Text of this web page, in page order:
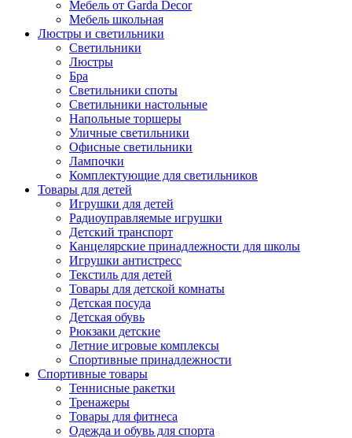
Мебель от Garda Decor
Мебель школьная
Люстры и светильники
Светильники
Люстры
Бра
Светильники споты
Светильники настольные
Напольные торшеры
Уличные светильники
Офисные светильники
Лампочки
Комплектующие для светильников
Товары для детей
Игрушки для детей
Радиоуправляемые игрушки
Детский транспорт
Канцелярские принадлежности для школы
Игрушки антистресс
Текстиль для детей
Товары для детской комнаты
Детская посуда
Детская обувь
Рюкзаки детские
Летние игровые комплексы
Спортивные принадлежности
Спортивные товары
Теннисные ракетки
Тренажеры
Товары для фитнеса
Одежда и обувь для спорта